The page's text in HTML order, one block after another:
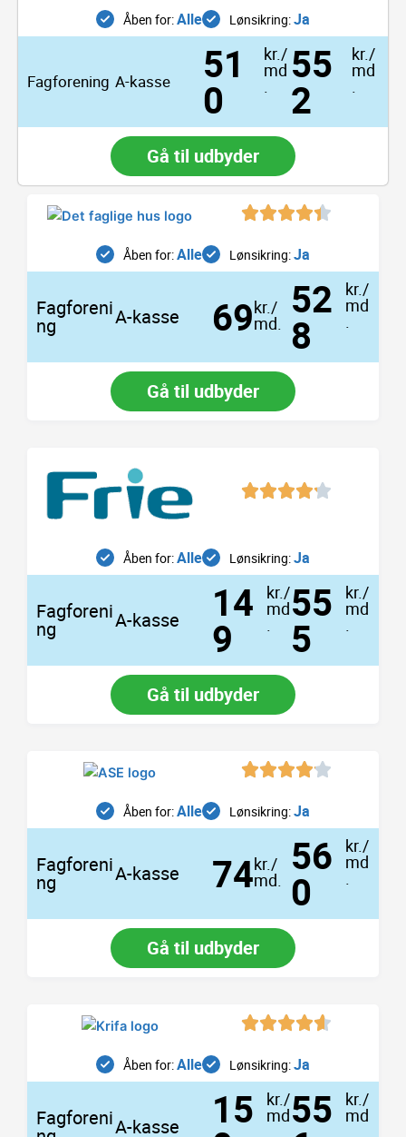
Åben for:Alle Lønsikring:Ja
Fagforening A-kasse 51
0
kr./
md 55
2
kr./
md
Gå til udbyder
Åben for:Alle Lønsikring:Ja
Fagforeni
ng A-kasse 69kr./
md. 52
8
kr./
md
Gå til udbyder
Åben for:Alle Lønsikring:Ja
Fagforeni
ng A-kasse 14
9
kr./
md55
5
kr./
md
Gå til udbyder
Åben for:Alle Lønsikring:Ja
Fagforeni
ng A-kasse 74kr./
md. 56
0
kr./
md
Gå til udbyder
Åben for:Alle Lønsikring:Ja
FagforeniA-kasse 15 kr./
md55 kr./
md
i
d
e
d
e
d
e